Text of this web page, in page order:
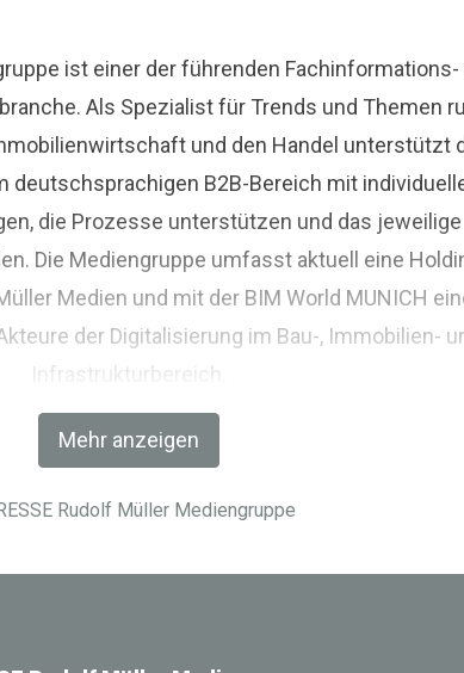
Mehr anzeigen
ist einer der führenden Fachinformations-
Als Spezialist für Trends und Themen
und den Handel unterstützt
deutschsprachigen B2B-Bereich mit
die Prozesse unterstützen und das jeweilige
Die Mediengruppe umfasst aktuell eine
Medien und mit der BIM World MUNICH
der Digitalisierung im Bau-, Immobilien-
Infrastrukturbereich.